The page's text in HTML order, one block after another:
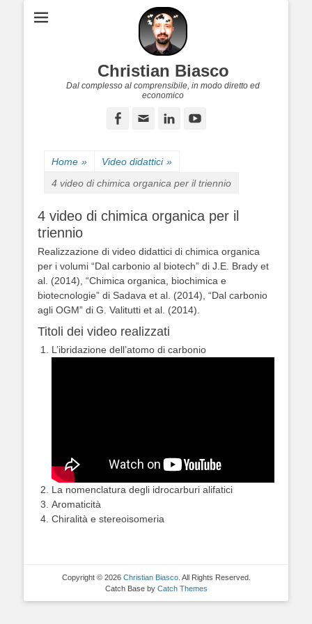
Christian Biasco
Dal complesso al comprensibile, in modo diretto ed
economico
Facebook
Email LinkedIn
Home » Video didattici »
4 video di chimica organica per il triennio
4 video di chimica organica per il
triennio
Realizzazione di video didattici di chimica organica
per i volumi “Dal carbonio al biotech” di J.E. Brady et
al. (2014), “Chimica organica, biochimica e
biotecnologie” di Sadava et al. (2014), “Dal carbonio
agli OGM” di G. Valitutti et al. (2014).
Titoli dei video realizzati
L’ibridazione dell’atomo di carbonio
La nomenclatura degli idrocarburi alifatici
Aromaticità
Chiralità e stereoisomeria
Copyright © 2026 Christian Biasco. All Rights Reserved.
Catch Base by Catch Themes